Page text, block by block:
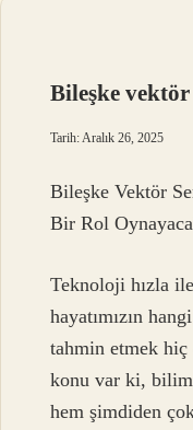
Bileşke
Tarih: Aralık 26, 2025
Bileşke Vektör
Bir Rol
Teknoloji hızla
hayatımızın
tahmin etmek
konu var ki, bilim
hem şimdiden